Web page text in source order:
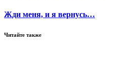
Жди меня, и я вернусь…
Читайте также